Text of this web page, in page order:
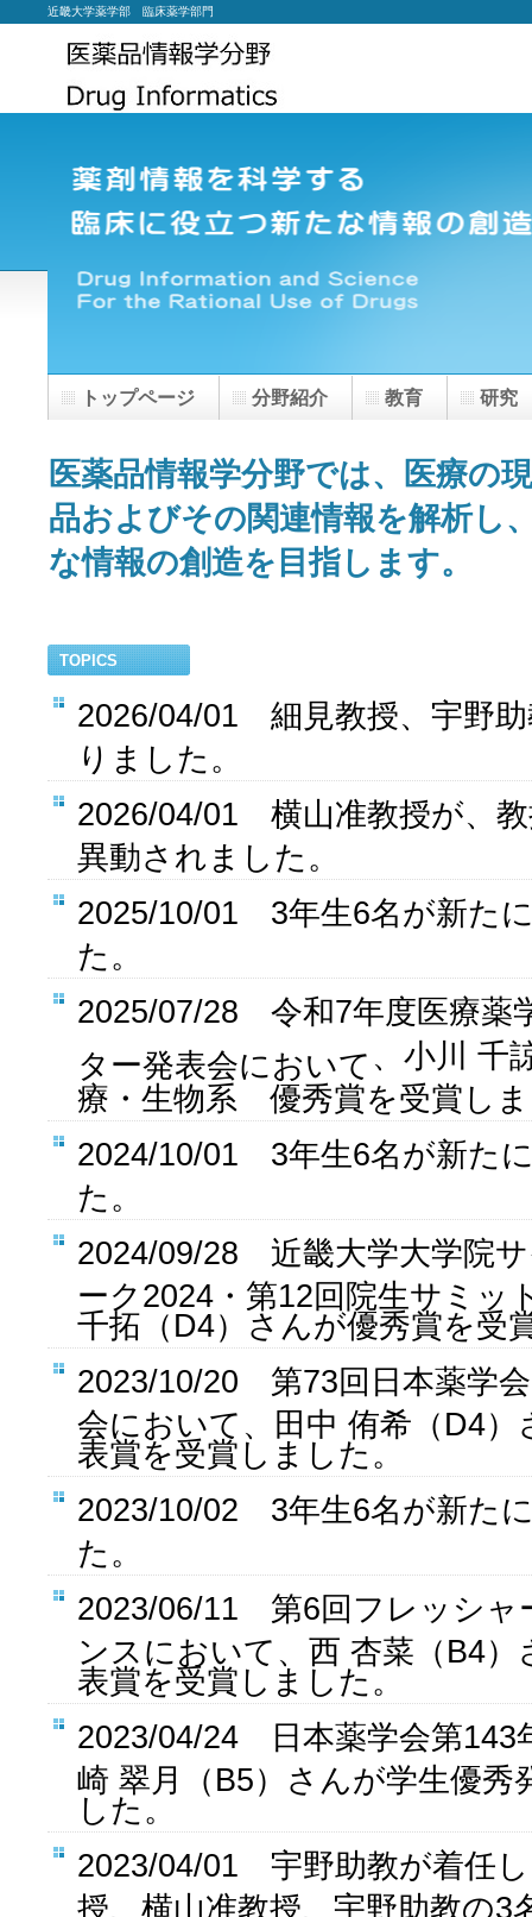
近畿大学薬学部 臨床薬学部門
医薬品情報学分野では、医療の
品およびその関連情報を解析し
な情報の創造を目指します。
TOPICS
2026/04/01 細見教授、宇野
りました。
2026/04/01 横山准教授が、
異動されました。
2025/10/01 3年生6名が新た
た。
2025/07/28 令和7年度医療薬
ター発表会において 、小川 千
療・生物系 優秀賞を受賞し
2024/10/01 3年生6名が新た
た。
2024/09/28 近畿大学大学院
ーク2024・第12回院生サミッ
千拓（D4）さんが優秀賞を受
2023/10/20 第73回日本薬学
会において、田中 侑希（D4）
表賞を受賞しました。
2023/10/02 3年生6名が新た
た。
2023/06/11 第6回フレッシャ
ンスにおいて、西 杏菜（B4）
表賞を受賞しました。
2023/04/24 日本薬学会第143
崎 翠月（B5）さんが学生優秀
した。
2023/04/01 宇野助教が着任
授、横山准教授、宇野助教の3
トップページ 分野紹介 教育 研究